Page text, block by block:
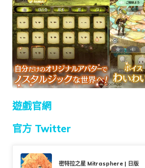
遊戲官網
官方 Twitter
密特拉之星 Mitrasphere | 日版